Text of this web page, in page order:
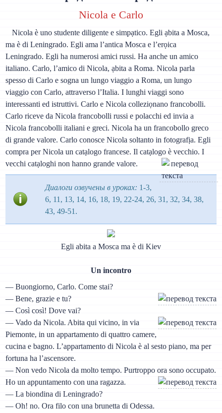
Nicola e Carlo
Nicola è uno studente diligente e simpạtico. Egli ạbita a Mosca,
ma è di Leningrado. Egli ama l’antica Mosca e l’erọica
Leningrado. Egli ha numerosi amici russi. Ha anche un amico
italiano. Carlo, l’amico di Nicola, ạbita a Roma. Nicola parla
spesso di Carlo e sogna un lungo viaggio a Roma, un lungo
viaggio con Carlo, attraverso l’Italia. I lunghi viaggi sono
interessanti ed istruttivi. Carlo e Nicola colleziọnano francobolli.
Carlo riceve da Nicola francobolli russi e polacchi ed invia a
Nicola francobolli italiani e greci. Nicola ha un francobollo greco
di grande valore. Carlo conosce Nicola soltanto in fotografịa. Egli
compra per Nicola un catạlogo francese. Il catạlogo è vecchio. I
vecchi catạloghi non hanno grande valore.
Диалоги озвучены в уроках: 1-3,
6, 11, 13, 14, 16, 18, 19, 22-24, 26, 31, 32, 34, 38,
43, 49-51.
Egli abita a Mosca ma è di Kiev
Un incontro
— Buongiorno, Carlo. Come stai?
— Bene, grazie e tu?
— Così così! Dove vai?
— Vado da Nicola. Abita qui vicino, in via
Piemonte, in un appartamento di quattro camere,
cucina e bagno. L’appartamento di Nicola è al sesto piano, ma per
fortuna ha l’ascensore.
— Non vedo Nicola da molto tempo. Purtroppo ora sono occupato.
Ho un appuntamento con una ragazza.
— La biondina di Leningrado?
— Oh! no. Ora filo con una brunetta di Odessa.